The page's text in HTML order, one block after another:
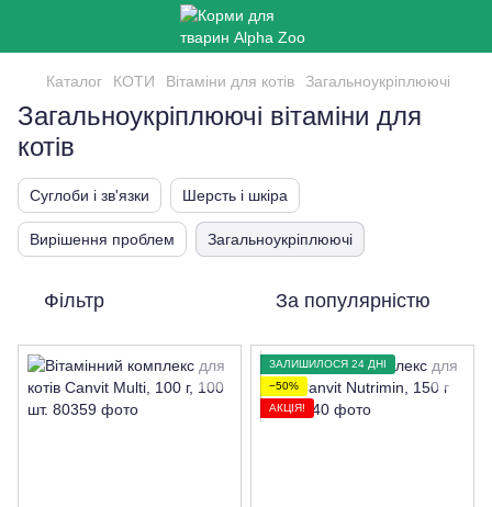
Каталог КОТИ Вітаміни для котів Загальноукріплюючі
Загальноукріплюючі вітаміни для
котів
Суглоби і зв'язки Шерсть і шкіра
Вирішення проблем Загальноукріплюючі
Фільтр За популярністю
ЗАЛИШИЛОСЯ 24 ДНІ
−50%
АКЦІЯ!